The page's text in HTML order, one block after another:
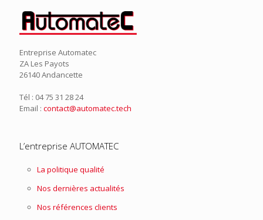
Entreprise Automatec
ZA Les Payots
26140 Andancette
Tél : 04 75 31 28 24
Email : contact@automatec.tech
L’entreprise AUTOMATEC
La politique qualité
Nos dernières actualités
Nos références clients